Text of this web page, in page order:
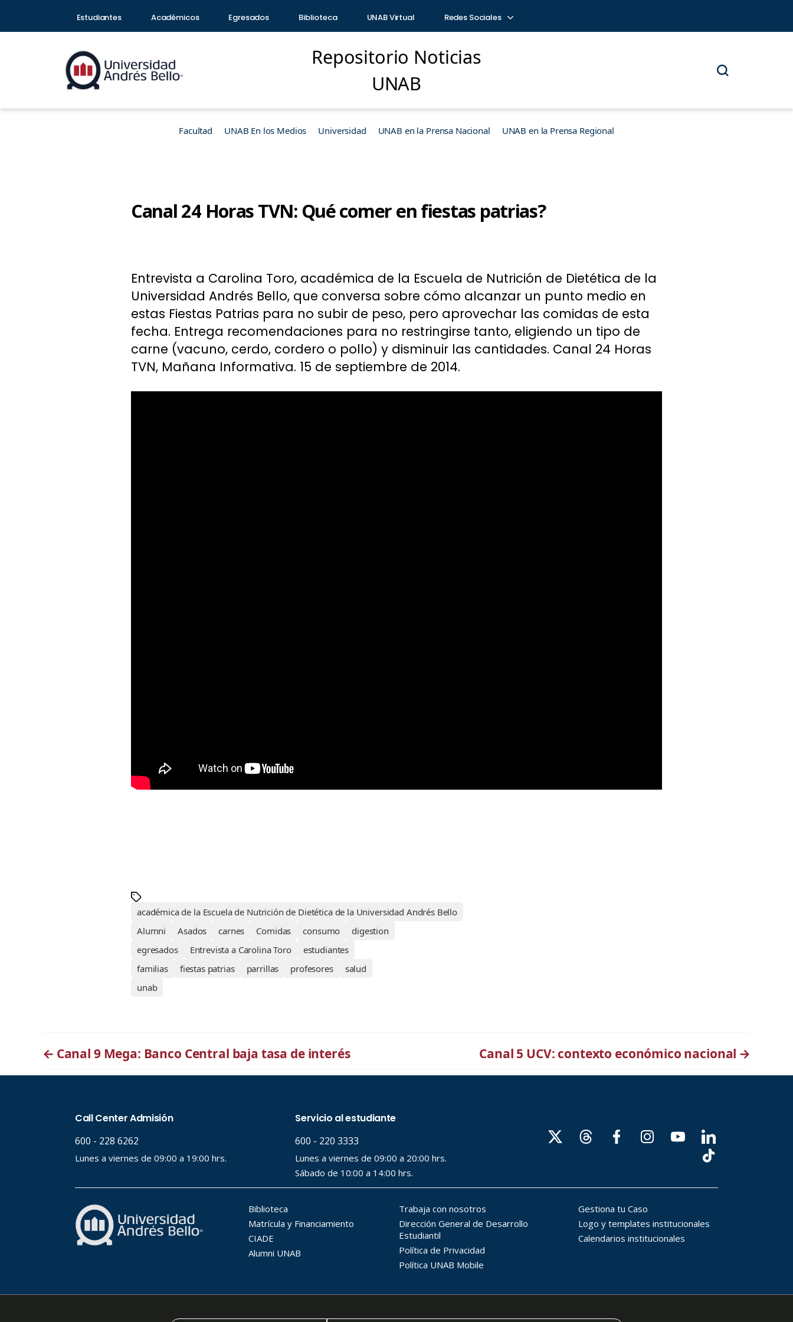
Estudiantes Académicos Egresados Biblioteca UNAB Virtual Redes Sociales
Repositorio Noticias
UNAB
Facultad UNAB En los Medios Universidad UNAB en la Prensa Nacional UNAB en la Prensa Regional
Canal 24 Horas TVN: Qué comer en fiestas patrias?
Entrevista a Carolina Toro, académica de la Escuela de Nutrición de Dietética de la
Universidad Andrés Bello, que conversa sobre cómo alcanzar un punto medio en
estas Fiestas Patrias para no subir de peso, pero aprovechar las comidas de esta
fecha. Entrega recomendaciones para no restringirse tanto, eligiendo un tipo de
carne (vacuno, cerdo, cordero o pollo) y disminuir las cantidades. Canal 24 Horas
TVN, Mañana Informativa. 15 de septiembre de 2014.
académica de la Escuela de Nutrición de Dietética de la Universidad Andrés Bello
Alumni
Asados carnes Comidas consumo
digestion
egresados
Entrevista a Carolina Toro
estudiantes
familias
fiestas patrias parrillas profesores
salud
unab
← Canal 9 Mega: Banco Central baja tasa de interés Canal 5 UCV: contexto económico nacional →